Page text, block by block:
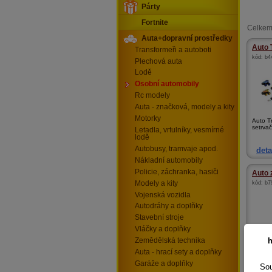
Auto
kód:
Auto
Auto
kód:
Auto
Párty
Fortnite
Auta+dopravní prostředky
Transformeři a autoboti
Plechová auta
Lodě
Osobní automobily
Rc modely
Auta - značková, modely a kity
Motorky
Letadla, vrtulníky, vesmírné
lodě
Autobusy, tramvaje apod.
Nákladní automobily
Policie, záchranka, hasiči
Modely a kity
Vojenská vozidla
Autodráhy a doplňky
Stavební stroje
Vláčky a doplňky
Zemědělská technika
Auta - hrací sety a doplňky
Garáže a doplňky